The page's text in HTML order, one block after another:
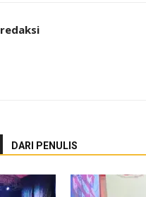
redaksi
DARI PENULIS